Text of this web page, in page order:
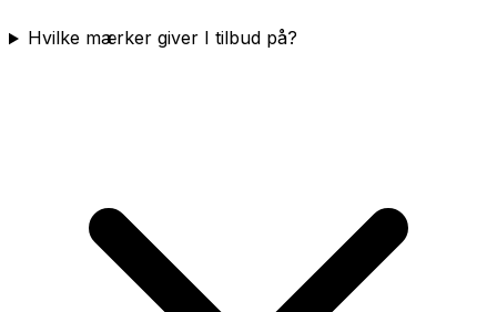
Hvilke mærker giver I tilbud på?